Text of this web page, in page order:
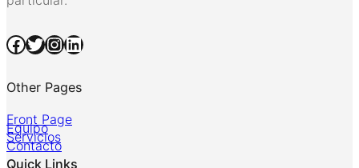
Facebook Twitter InstagramLinkedIn
Other Pages
Front Page
Equipo
Servicios
Contacto
Quick Links